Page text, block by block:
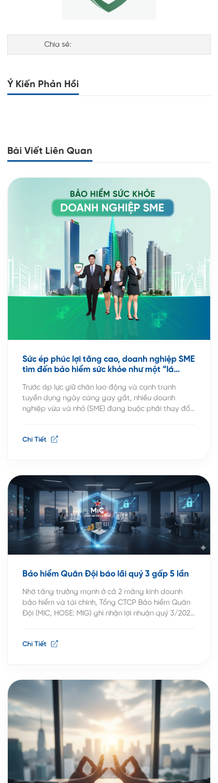
Chia sẻ:
Ý Kiến Phản Hồi
Bài Viết Liên Quan
Sức ép phúc lợi tăng cao, doanh nghiệp SME
tìm đến bảo hiểm sức khỏe như một “lá
Trước áp lực giữ chân lao động và cạnh tranh
tuyển dụng ngày càng gay gắt, nhiều doanh
nghiệp vừa và nhỏ (SME) đang buộc phải thay đổi
hiểm xã hội […]
Chi Tiết
Bảo hiểm Quân Đội báo lãi quý 3 gấp 5 lần
Nhờ tăng trưởng mạnh ở cả 2 mảng kinh doanh
bảo hiểm và tài chính, Tổng CTCP Bảo hiểm Quân
Đội (MIC, HOSE: MIG) ghi nhận lợi nhuận quý 3/2025
mang về 170 tỷ đồng lợi nhuận gộp, gấp 2.1 lần […]
Chi Tiết